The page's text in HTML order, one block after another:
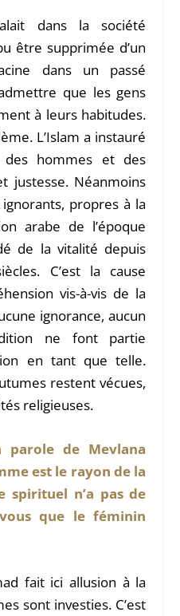
dans la société
être supprimée d’un
dans un passé
que les gens
à leurs habitudes.
L’Islam a instauré
hommes et des
justesse. Néanmoins
propres à la
arabe de l’époque
de la vitalité depuis
C’est la cause
vis-à-vis de la
ignorance, aucun
ne font partie
en tant que telle.
restent vécues,
religieuses.
parole de Mevlana
est le rayon de la
spirituel n’a pas de
que le féminin
fait ici allusion à la
sont investies. C’est